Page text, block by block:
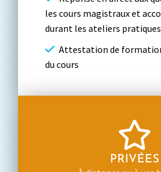
les cours magistraux et
durant les ateliers
Attestation de
du cours
PRIVÉES